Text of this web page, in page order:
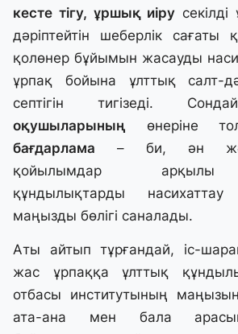
кесте тігу, ұршық иіру
дәріптейтін шеберлік сағаты
қолөнер бұйымын жасауды
ұрпақ бойына ұлттық салт-
септігін тигізеді.
оқушыларының өнеріне
бағдарлама – би, ән
қойылымдар арқылы
құндылықтарды
маңызды бөлігі саналады.
Аты айтып тұрғандай, іс-
жас ұрпаққа ұлттық
отбасы институтының
ата-ана мен бала